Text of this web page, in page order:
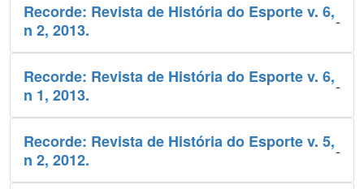
Recorde: Revista de História do Esporte v. 6,
n 2, 2013.
-
Recorde: Revista de História do Esporte v. 6,
n 1, 2013.
-
Recorde: Revista de História do Esporte v. 5,
n 2, 2012.
-